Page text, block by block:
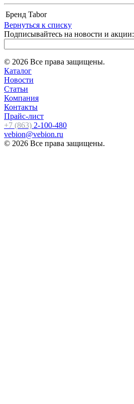
Бренд Tabor
Вернуться к списку
Подписывайтесь на новости и акции:
© 2026 Все права защищены.
Каталог
Новости
Статьи
Компания
Контакты
Прайс-лист
+7 (863) 2-100-480
vebion@vebion.ru
© 2026 Все права защищены.